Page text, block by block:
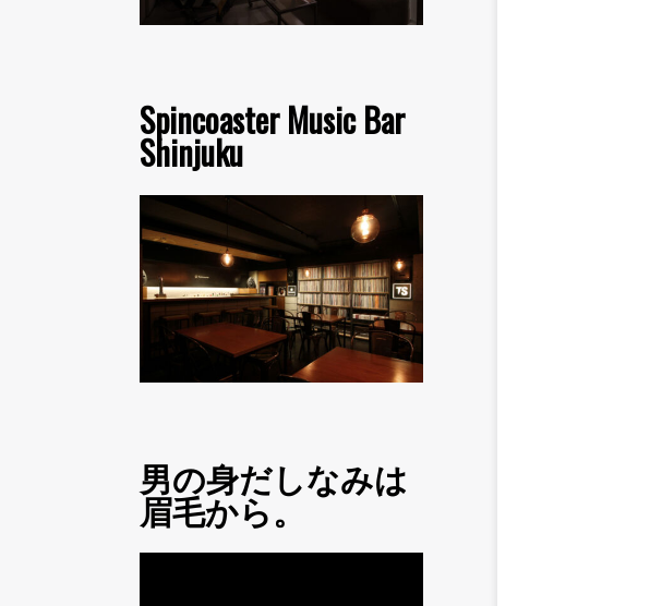
Spincoaster Music Bar
Shinjuku
男の身だしなみは
眉毛から。